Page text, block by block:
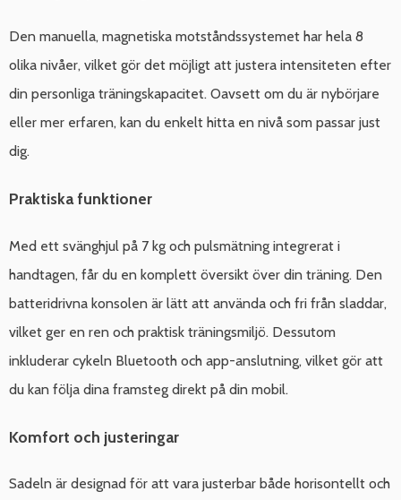
Den manuella, magnetiska motståndssystemet har hela 8
olika nivåer, vilket gör det möjligt att justera intensiteten efter
din personliga träningskapacitet. Oavsett om du är nybörjare
eller mer erfaren, kan du enkelt hitta en nivå som passar just
dig.
Praktiska funktioner
Med ett svänghjul på 7 kg och pulsmätning integrerat i
handtagen, får du en komplett översikt över din träning. Den
batteridrivna konsolen är lätt att använda och fri från sladdar,
vilket ger en ren och praktisk träningsmiljö. Dessutom
inkluderar cykeln Bluetooth och app-anslutning, vilket gör att
du kan följa dina framsteg direkt på din mobil.
Komfort och justeringar
Sadeln är designad för att vara justerbar både horisontellt och